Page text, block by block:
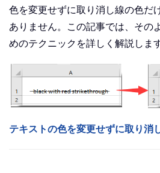
色を変更せずに取り消し線の色だ
ありません。この記事では、その
めのテクニックを詳しく解説します
テキストの色を変更せずに取り消